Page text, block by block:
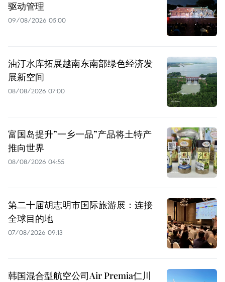
驱动管理
09/08/2026 05:00
油汀水库拓展越南东南部绿色经济发
展新空间
08/08/2026 07:00
富国岛提升”一乡一品”产品将土特产
推向世界
08/08/2026 04:55
第二十届胡志明市国际旅游展：连接
全球目的地
07/08/2026 09:13
韩国混合型航空公司Air Premia仁川